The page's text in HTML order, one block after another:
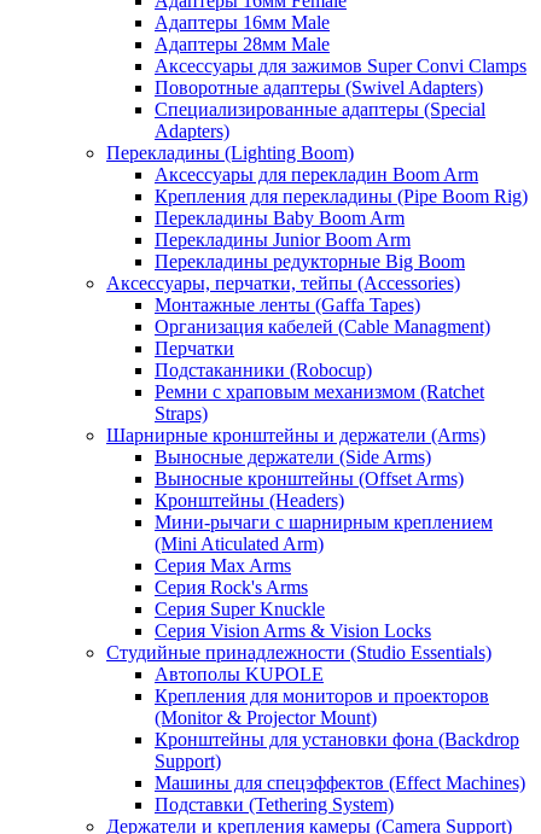
Адаптеры 16мм Male
Адаптеры 28мм Male
Аксессуары для зажимов Super Convi Clamps
Поворотные адаптеры (Swivel Adapters)
Специализированные адаптеры (Special
Adapters)
Перекладины (Lighting Boom)
Аксессуары для перекладин Boom Arm
Крепления для перекладины (Pipe Boom Rig)
Перекладины Baby Boom Arm
Перекладины Junior Boom Arm
Перекладины редукторные Big Boom
Аксессуары, перчатки, тейпы (Accessories)
Монтажные ленты (Gaffa Tapes)
Организация кабелей (Cable Managment)
Перчатки
Подстаканники (Robocup)
Ремни с храповым механизмом (Ratchet
Straps)
Шарнирные кронштейны и держатели (Arms)
Выносные держатели (Side Arms)
Выносные кронштейны (Offset Arms)
Кронштейны (Headers)
Мини-рычаги с шарнирным креплением
(Mini Aticulated Arm)
Серия Max Arms
Серия Rock's Arms
Серия Super Knuckle
Серия Vision Arms & Vision Locks
Студийные принадлежности (Studio Essentials)
Автополы KUPOLE
Крепления для мониторов и проекторов
(Monitor & Projector Mount)
Кронштейны для установки фона (Backdrop
Support)
Машины для спецэффектов (Effect Machines)
Подставки (Tethering System)
Держатели и крепления камеры (Camera Support)